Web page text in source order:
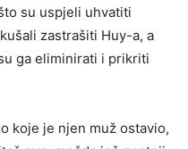
su uspjeli uhvatiti
zastrašiti Huy-a, a
ga eliminirati i prikriti
koje je njen muž ostavio,